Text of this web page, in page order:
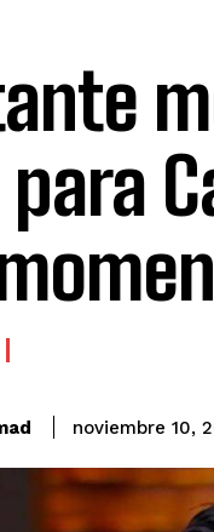
noviembre 10,